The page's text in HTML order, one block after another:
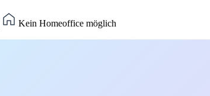
Kein Homeoffice möglich